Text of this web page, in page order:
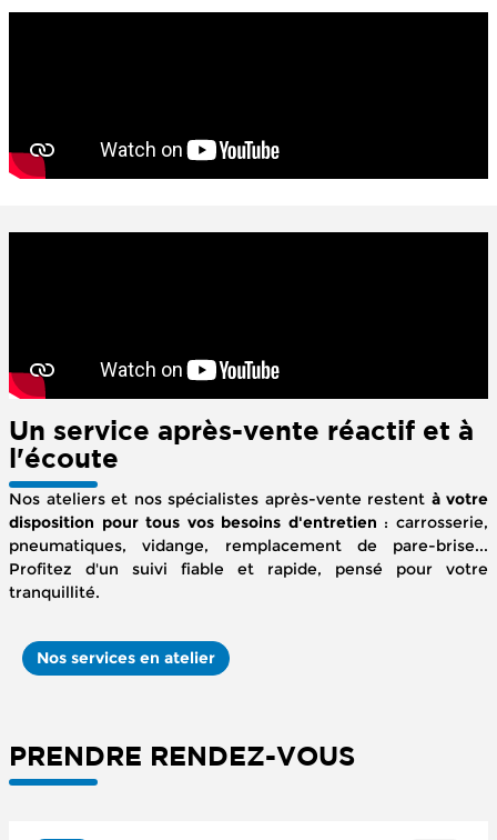
Un service après-vente réactif et à
l'écoute
Nos ateliers et nos spécialistes après-vente restent à votre
disposition pour tous vos besoins d'entretien : carrosserie,
pneumatiques, vidange, remplacement de pare-brise...
Profitez d'un suivi fiable et rapide, pensé pour votre
tranquillité.
Nos services en atelier
PRENDRE RENDEZ-VOUS